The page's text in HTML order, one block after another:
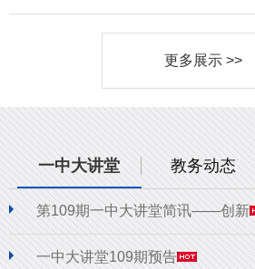
更多展示 >>
一中大讲堂 教务动态
第109期一中大讲堂简讯——创新
一中大讲堂109期预告